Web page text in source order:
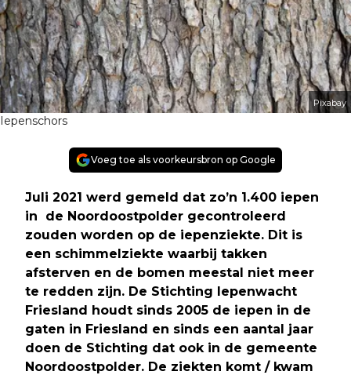
Pixabay
Iepenschors
Voeg toe als voorkeursbron op Google
Juli 2021 werd gemeld dat zo’n 1.400 iepen
in de Noordoostpolder gecontroleerd
zouden worden op de iepenziekte. Dit is
een schimmelziekte waarbij takken
afsterven en de bomen meestal niet meer
te redden zijn. De Stichting Iepenwacht
Friesland houdt sinds 2005 de iepen in de
gaten in Friesland en sinds een aantal jaar
doen de Stichting dat ook in de gemeente
Noordoostpolder. De ziekten komt / kwam